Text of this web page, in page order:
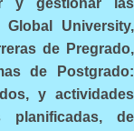
y gestionar las
University,
de Pregrado,
de Postgrado:
y actividades
planificadas, de